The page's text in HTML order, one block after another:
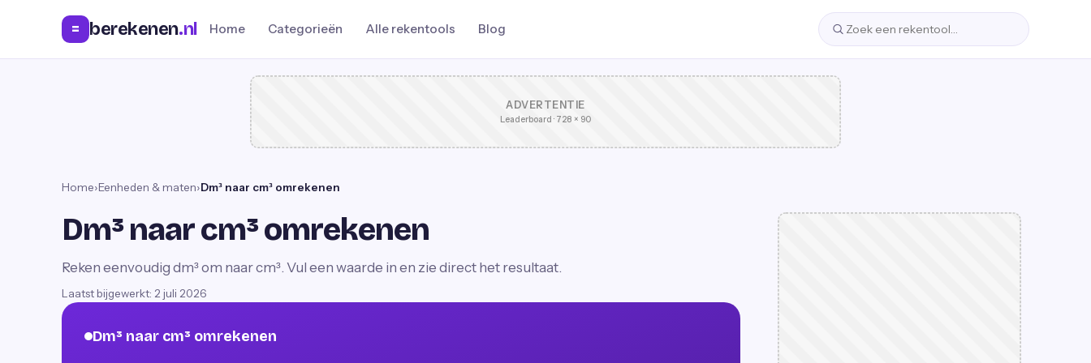
= berekenen.nl Home Categorieën Alle rekentools Blog
ADVERTENTIE
Leaderboard · 728 × 90
Home›Eenheden & maten›Dm³ naar cm³ omrekenen
Dm³ naar cm³ omrekenen
Reken eenvoudig dm³ om naar cm³. Vul een waarde in en zie direct het resultaat.
Laatst bijgewerkt: 2 juli 2026
Dm³ naar cm³ omrekenen